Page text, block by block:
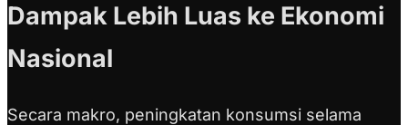
Dampak Lebih Luas ke Ekonomi
Nasional
Secara makro, peningkatan konsumsi selama